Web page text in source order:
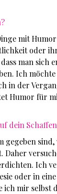
mit
oder
man sich
Ich
in der
Humor für
dein Schaffen
gegeben sind,
Daher
Ich
oder in
mir selbst